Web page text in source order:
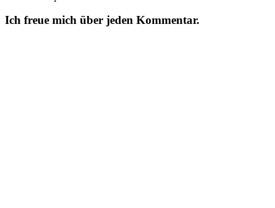
Ich freue mich über jeden Kommentar.